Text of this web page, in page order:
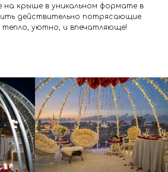
на крыше в уникальном формате в
действительно потрясающие
тепло, уютно, и впечатляюще!